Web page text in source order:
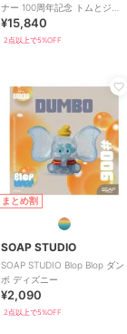
ナー 100周年記念 トムとジェ
リー コスプレフィギュア
¥15,840
2点以上で5%OFF
まとめ割
SOAP STUDIO
SOAP STUDIO Blop Blop ダン
ボ ディズニー
¥2,090
2点以上で5%OFF